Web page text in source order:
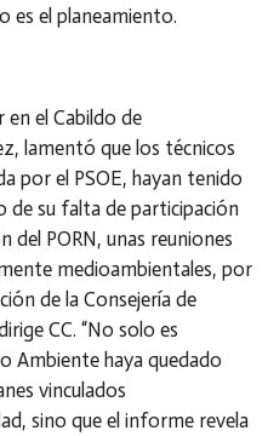
es el planeamiento.
el Cabildo de
lamentó que los técnicos
por el PSOE, hayan tenido
de su falta de participación
del PORN, unas reuniones
medioambientales, por
de la Consejería de
CC. “No solo es
Ambiente haya quedado
vinculados
sino que el informe revela